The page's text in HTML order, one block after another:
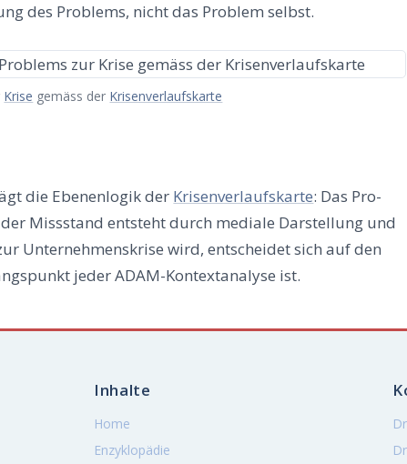
des Pro­blems, nicht das Pro­blem selbst.
Kri­se gemäss der Kri­sen­ver­laufs­kar­te
die Ebe­nen­lo­gik der Kri­sen­ver­laufs­kar­te: Das Pro­
Miss­stand ent­steht durch media­le Dar­stel­lung und
Unter­neh­mens­kri­se wird, ent­schei­det sich auf den
jeder ADAM-Kon­text­ana­ly­se ist.
Inhalte
Home
Enzyklopädie